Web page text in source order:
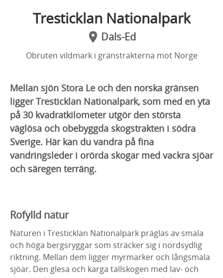
Tresticklan Nationalpark
Dals-Ed
Obruten vildmark i gränstrakterna mot Norge
Mellan sjön Stora Le och den norska gränsen
ligger Tresticklan Nationalpark, som med en yta
på 30 kvadratkilometer utgör den största
väglösa och obebyggda skogstrakten i södra
Sverige. Här kan du vandra på fina
vandringsleder i orörda skogar med vackra sjöar
och säregen terräng.
Rofylld natur
Naturen i Tresticklan Nationalpark präglas av smala
och höga bergsryggar som sträcker sig i nordsydlig
riktning. Mellan dem ligger myrmarker och långsmala
sjöar. Den glesa och karga tallskogen med lav- och